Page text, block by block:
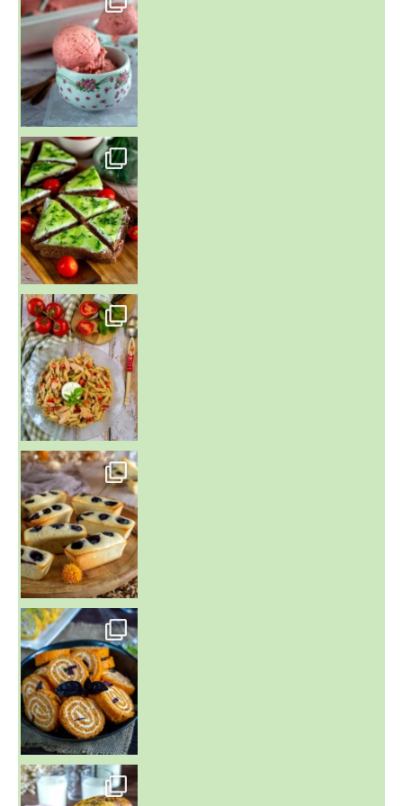
Presque un mois que
~ SALADE DE PÂTES AUX DEUX TOMATES THON ET BURRA
~ FINANCIERS MYRTILLES ET CITRON ~
Aujourd'hu